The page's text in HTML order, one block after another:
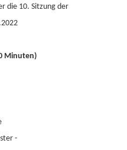
die 10. Sitzung der
Minuten)
-